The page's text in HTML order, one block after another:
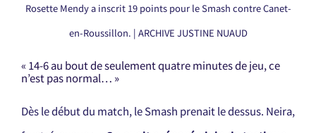
Rosette Mendy a inscrit 19 points pour le Smash contre Canet-
en-Roussillon. | ARCHIVE JUSTINE NUAUD
« 14-6 au bout de seulement quatre minutes de jeu, ce
n’est pas normal… »
Dès le début du match, le Smash prenait le dessus. Neira,